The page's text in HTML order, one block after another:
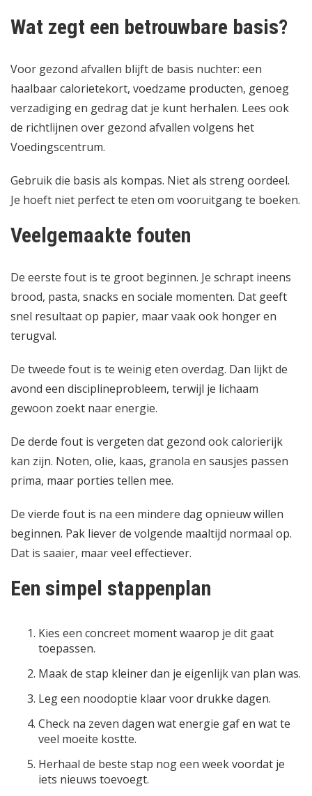
Wat zegt een betrouwbare basis?
Voor gezond afvallen blijft de basis nuchter: een
haalbaar calorietekort, voedzame producten, genoeg
verzadiging en gedrag dat je kunt herhalen. Lees ook
de richtlijnen over gezond afvallen volgens het
Voedingscentrum.
Gebruik die basis als kompas. Niet als streng oordeel.
Je hoeft niet perfect te eten om vooruitgang te boeken.
Veelgemaakte fouten
De eerste fout is te groot beginnen. Je schrapt ineens
brood, pasta, snacks en sociale momenten. Dat geeft
snel resultaat op papier, maar vaak ook honger en
terugval.
De tweede fout is te weinig eten overdag. Dan lijkt de
avond een disciplineprobleem, terwijl je lichaam
gewoon zoekt naar energie.
De derde fout is vergeten dat gezond ook calorierijk
kan zijn. Noten, olie, kaas, granola en sausjes passen
prima, maar porties tellen mee.
De vierde fout is na een mindere dag opnieuw willen
beginnen. Pak liever de volgende maaltijd normaal op.
Dat is saaier, maar veel effectiever.
Een simpel stappenplan
Kies een concreet moment waarop je dit gaat
toepassen.
Maak de stap kleiner dan je eigenlijk van plan was.
Leg een noodoptie klaar voor drukke dagen.
Check na zeven dagen wat energie gaf en wat te
veel moeite kostte.
Herhaal de beste stap nog een week voordat je
iets nieuws toevoegt.